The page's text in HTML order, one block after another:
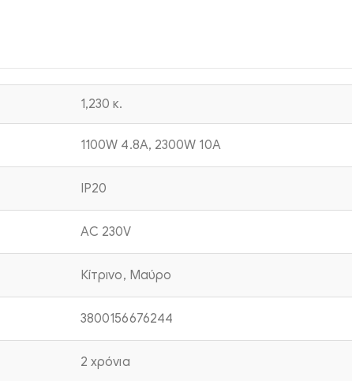
1,230 κ.
1100W 4.8A, 2300W 10A
IP20
AC 230V
Κίτρινο, Μαύρο
3800156676244
2 χρόνια